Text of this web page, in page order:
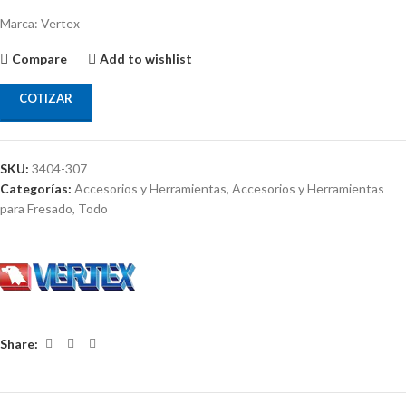
Marca: Vertex
Compare Add to wishlist
COTIZAR
SKU: 3404-307
Categorías: Accesorios y Herramientas, Accesorios y Herramientas
para Fresado, Todo
Share: